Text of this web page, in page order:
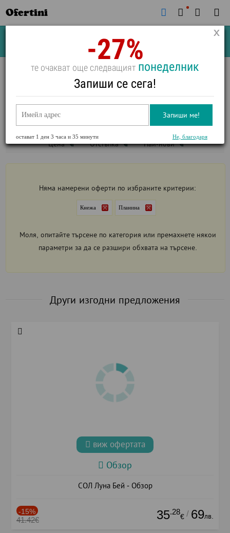
Ofertini
Почивки Стоки
ПОЧИВКИ НА ПЛАНИНА ВКНЕЖА
ВИЖ ФИЛТРИ
Цена Отстъпка Най-нови
Няма намерени оферти по избраните критерии:
Кнежа Планина
Моля, опитайте търсене по категория или премахнете някои
параметри за да се разшири обхвата на търсене.
Други изгодни предложения
виж офертата
Обзор
СОЛ Луна Бей - Обзор
-15%
41.42€ 35.28
€ / 69лв.
-27%
те очакват още следващият понеделник
Запиши се сега!
Запиши ме!
остават 1 ден 3 часа и 35 минути Не, благодаря